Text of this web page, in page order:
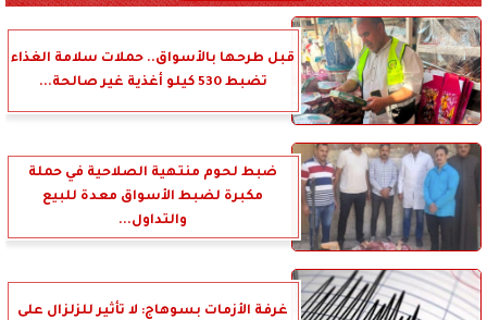
قبل طرحها بالأسواق.. حملات سلامة الغذاء
تضبط 530 كيلو أغذية غير صالحة...
ضبط لحوم منتهية الصلاحية في حملة
مكبرة لضبط الأسواق معدة للبيع
والتداول...
غرفة الأزمات بسوهاج: لا تأثير للزلزال على